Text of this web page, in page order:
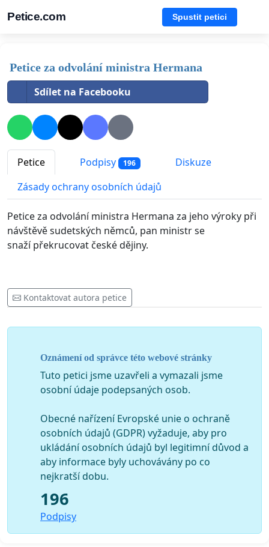
Petice.com Spustit petici
Petice za odvolání ministra Hermana
Sdílet na Facebooku
Petice Podpisy 196
Diskuze
Zásady ochrany osobních údajů
Petice za odvolání ministra Hermana za jeho výroky při
návštěvě sudetských němců, pan ministr se
snaží překrucovat české dějiny.
Kontaktovat autora petice
Oznámení od správce této webové stránky
Tuto petici jsme uzavřeli a vymazali jsme
osobní údaje podepsaných osob.
Obecné nařízení Evropské unie o ochraně
osobních údajů (GDPR) vyžaduje, aby pro
ukládání osobních údajů byl legitimní důvod a
aby informace byly uchovávány po co
nejkratší dobu.
196
Podpisy